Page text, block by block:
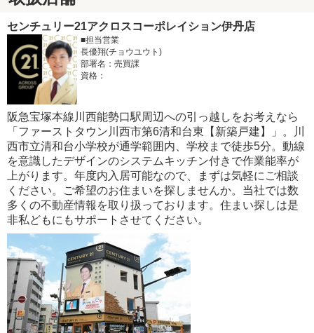
センチュリー21アクロスコーポレイション伊丹店
■担当営業
長優翔(チョウユウト)
部署名：売買課
資格：
阪急宝塚本線川西能勢口駅周辺への引っ越しをお考えなら
「ファーストタウン川西市第6清和台東【新築戸建】」。川
西市立清和台小学校が通学範囲内、学校まで徒歩5分。動線
を意識したデザインのシステムキッチン付きで作業能率が
上がります。年度内入居可能なので、まずは気軽にご相談
ください。ご希望のお住まいを探しませんか。当社では数
多くの不動産情報を取り扱っております。住まい探しは是
非私どもにもサポートさせてください。